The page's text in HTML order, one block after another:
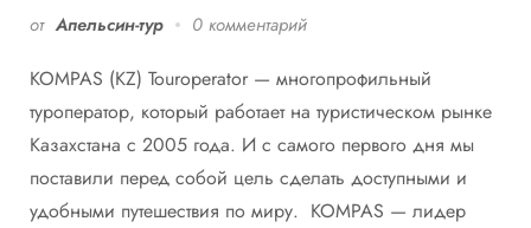
от Апельсин-тур 0 комментарий
KOMPAS (KZ) Touroperator — многопрофильный
туроператор, который работает на туристическом рынке
Казахстана с 2005 года. И с самого первого дня мы
поставили перед собой цель сделать доступными и
удобными путешествия по миру. KOMPAS — лидер